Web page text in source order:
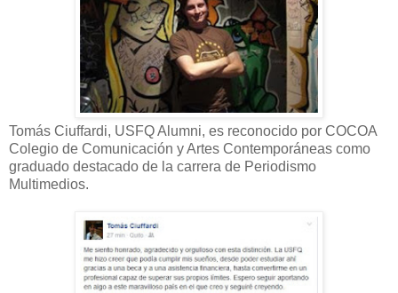
Tomás Ciuffardi, USFQ Alumni, es reconocido por COCOA
Colegio de Comunicación y Artes Contemporáneas como
graduado destacado de la carrera de Periodismo
Multimedios.